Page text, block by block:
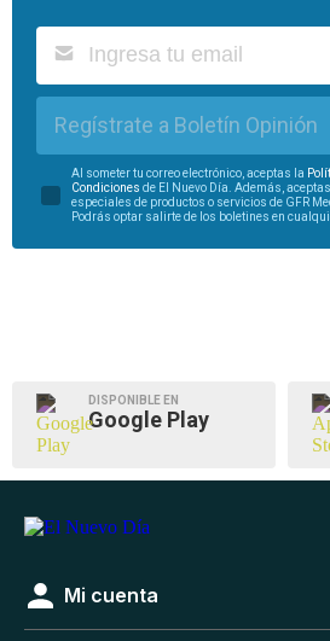
Regístrate a Boletín Opinión
Al someter tu correo electrónico, aceptas la
Condiciones de El Nuevo Día. Además,
especiales de productos o servicios de GFR
Podrás optar salirte de los boletines en
DISPONIBLE EN
Google Play
Mi cuenta